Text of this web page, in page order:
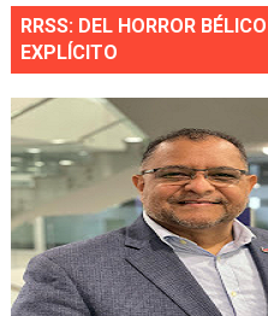
RRSS: DEL HORROR
EXPLÍCITO